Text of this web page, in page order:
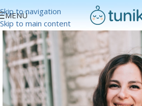
Skip to navigation
Skip to main content
MENÜ